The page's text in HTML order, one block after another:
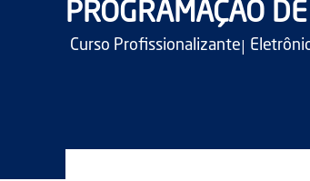
PROGRAMAÇÃO
Curso Profissionalizante|